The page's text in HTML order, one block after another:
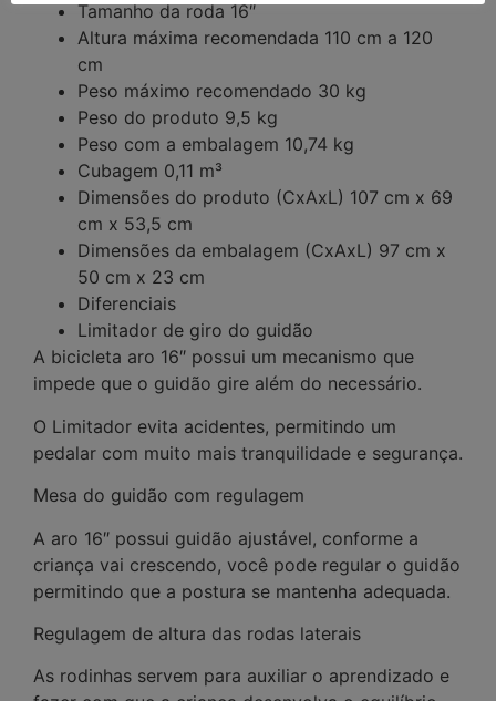
Tamanho da roda 16″
Altura máxima recomendada 110 cm a 120
cm
Peso máximo recomendado 30 kg
Peso do produto 9,5 kg
Peso com a embalagem 10,74 kg
Cubagem 0,11 m³
Dimensões do produto (CxAxL) 107 cm x 69
cm x 53,5 cm
Dimensões da embalagem (CxAxL) 97 cm x
50 cm x 23 cm
Diferenciais
Limitador de giro do guidão
A bicicleta aro 16″ possui um mecanismo que
impede que o guidão gire além do necessário.
O Limitador evita acidentes, permitindo um
pedalar com muito mais tranquilidade e segurança.
Mesa do guidão com regulagem
A aro 16″ possui guidão ajustável, conforme a
criança vai crescendo, você pode regular o guidão
permitindo que a postura se mantenha adequada.
Regulagem de altura das rodas laterais
As rodinhas servem para auxiliar o aprendizado e